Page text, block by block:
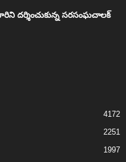
దర్శించుకున్న సరసంఘచాలక్
4172
2251
1997